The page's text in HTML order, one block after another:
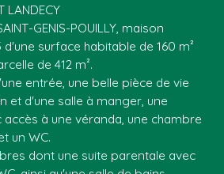
LANDECY
GENIS-POUILLY, maison
surface habitable de 160 m²
de 412 m².
entrée, une belle pièce de vie
et d'une salle à manger, une
accès à une véranda, une chambre
un WC.
dont une suite parentale avec